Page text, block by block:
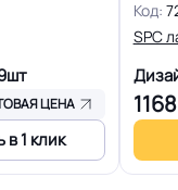
полуматовая
поверхность
ЦЕНА
в 1 клик
Код:
SPC
1168